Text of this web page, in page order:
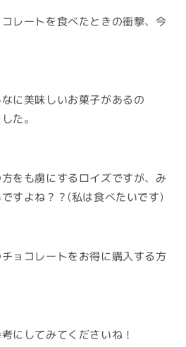
レートを食べたときの衝撃、今
に美味しいお菓子があるの
た。
をも虜にするロイズですが、み
すよね？？(私は食べたいです)
ョコレートをお得に購入する方
にしてみてくださいね！